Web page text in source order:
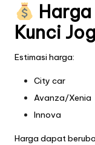
Kunci
Estimasi harga:
City car
Avanza/Xenia
Innova
Harga dapat